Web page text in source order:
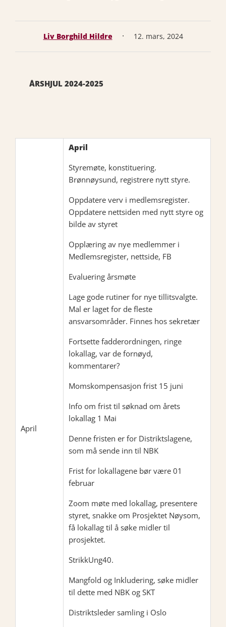
Liv Borghild Hildre · 12. mars, 2024
ÅRSHJUL 2024-2025
April
April
Styremøte, konstituering.
Brønnøysund, registrere nytt styre.
Oppdatere verv i medlemsregister.
Oppdatere nettsiden med nytt styre og
bilde av styret
Opplæring av nye medlemmer i
Medlemsregister, nettside, FB
Evaluering årsmøte
Lage gode rutiner for nye tillitsvalgte.
Mal er laget for de fleste
ansvarsområder. Finnes hos sekretær
Fortsette fadderordningen, ringe
lokallag, var de fornøyd,
kommentarer?
Momskompensasjon frist 15 juni
Info om frist til søknad om årets
lokallag 1 Mai
Denne fristen er for Distriktslagene,
som må sende inn til NBK
Frist for lokallagene bør være 01
februar
Zoom møte med lokallag, presentere
styret, snakke om Prosjektet Nøysom,
få lokallag til å søke midler til
prosjektet.
StrikkUng40.
Mangfold og Inkludering, søke midler
til dette med NBK og SKT
Distriktsleder samling i Oslo